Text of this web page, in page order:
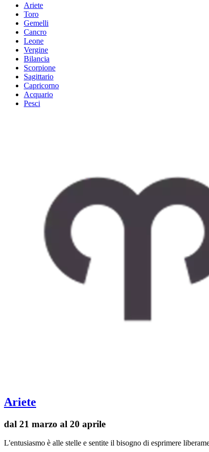
Ariete
Toro
Gemelli
Cancro
Leone
Vergine
Bilancia
Scorpione
Sagittario
Capricorno
Acquario
Pesci
Ariete
dal 21 marzo al 20 aprile
L'entusiasmo è alle stelle e sentite il bisogno di esprimere